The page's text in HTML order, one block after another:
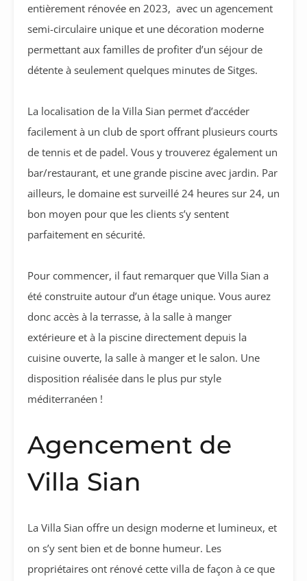
entièrement rénovée en 2023, avec un agencement
semi-circulaire unique et une décoration moderne
permettant aux familles de profiter d’un séjour de
détente à seulement quelques minutes de Sitges.
La localisation de la Villa Sian permet d’accéder
facilement à un club de sport offrant plusieurs courts
de tennis et de padel. Vous y trouverez également un
bar/restaurant, et une grande piscine avec jardin. Par
ailleurs, le domaine est surveillé 24 heures sur 24, un
bon moyen pour que les clients s’y sentent
parfaitement en sécurité.
Pour commencer, il faut remarquer que Villa Sian a
été construite autour d’un étage unique. Vous aurez
donc accès à la terrasse, à la salle à manger
extérieure et à la piscine directement depuis la
cuisine ouverte, la salle à manger et le salon. Une
disposition réalisée dans le plus pur style
méditerranéen !
Agencement de
Villa Sian
La Villa Sian offre un design moderne et lumineux, et
on s’y sent bien et de bonne humeur. Les
propriétaires ont rénové cette villa de façon à ce que